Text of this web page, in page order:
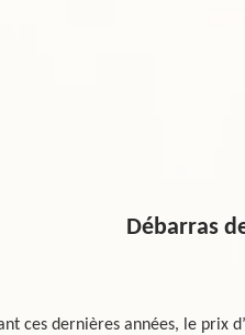
Débarras
ces dernières années, le prix